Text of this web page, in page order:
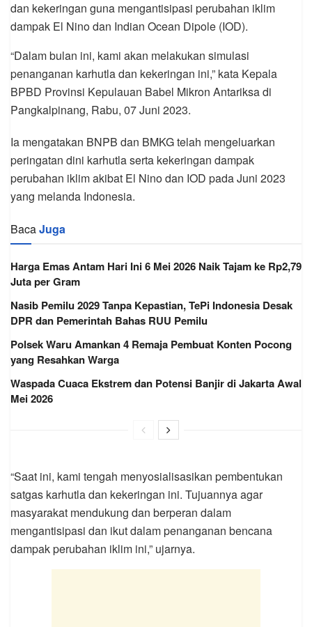
dan kekeringan guna mengantisipasi perubahan iklim
dampak El Nino dan Indian Ocean Dipole (IOD).
“Dalam bulan ini, kami akan melakukan simulasi
penanganan karhutla dan kekeringan ini,” kata Kepala
BPBD Provinsi Kepulauan Babel Mikron Antariksa di
Pangkalpinang, Rabu, 07 Juni 2023.
Ia mengatakan BNPB dan BMKG telah mengeluarkan
peringatan dini karhutla serta kekeringan dampak
perubahan iklim akibat El Nino dan IOD pada Juni 2023
yang melanda Indonesia.
BacaJuga
Harga Emas Antam Hari Ini 6 Mei 2026 Naik Tajam ke Rp2,79
Juta per Gram
Nasib Pemilu 2029 Tanpa Kepastian, TePi Indonesia Desak
DPR dan Pemerintah Bahas RUU Pemilu
Polsek Waru Amankan 4 Remaja Pembuat Konten Pocong
yang Resahkan Warga
Waspada Cuaca Ekstrem dan Potensi Banjir di Jakarta Awal
Mei 2026
“Saat ini, kami tengah menyosialisasikan pembentukan
satgas karhutla dan kekeringan ini. Tujuannya agar
masyarakat mendukung dan berperan dalam
mengantisipasi dan ikut dalam penanganan bencana
dampak perubahan iklim ini,” ujarnya.